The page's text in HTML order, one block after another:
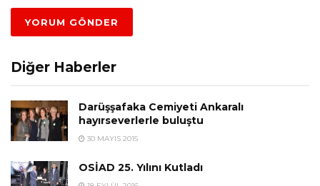
Diğer Haberler
Darüşşafaka Cemiyeti Ankaralı
hayırseverlerle buluştu
30 MAYIS 2015
OSİAD 25. Yılını Kutladı